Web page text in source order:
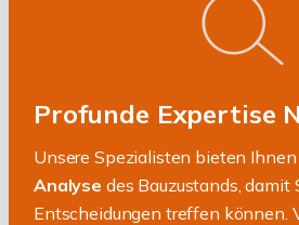
Profunde Expertise
Unsere Spezialisten bieten
Analyse des Bauzustands, damit
Entscheidungen treffen können.